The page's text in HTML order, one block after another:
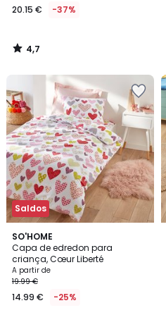
20.15 € -37%
4,7
/
Saldos
SO'HOME
Capa de edredon para
criança, Cœur Liberté
A partir de
19.99 €
14.99 € -25%
4,4
/ 5